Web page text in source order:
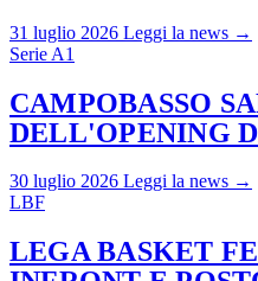
31 luglio 2026 Leggi la news →
Serie A1
CAMPOBASSO
DELL'OPENING
30 luglio 2026 Leggi la news →
LBF
LEGA BASKET